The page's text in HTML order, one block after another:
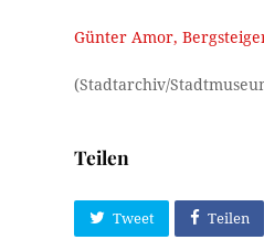
Günter Amor,
(Stadtarchiv/
Teilen
Tweet Teilen